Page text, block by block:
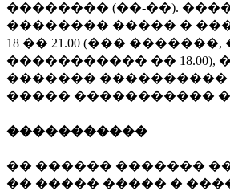
�������� (��-��).
�������� ����� �
18 �� 21.00 (���
����������� �� 18.00),
������� ����������
����� �����������
�����������
�� ������ �������
�� ����� ����� �